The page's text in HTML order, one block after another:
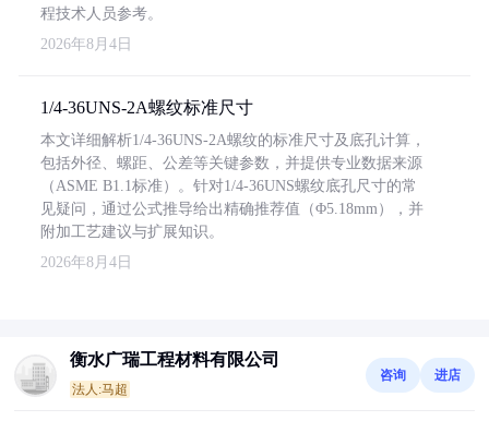
程技术人员参考。
2026年8月4日
1/4-36UNS-2A螺纹标准尺寸
本文详细解析1/4-36UNS-2A螺纹的标准尺寸及底孔计算，
包括外径、螺距、公差等关键参数，并提供专业数据来源
（ASME B1.1标准）。针对1/4-36UNS螺纹底孔尺寸的常
见疑问，通过公式推导给出精确推荐值（Φ5.18mm），并
附加工艺建议与扩展知识。
2026年8月4日
衡水广瑞工程材料有限公司
法人:马超
咨询 进店